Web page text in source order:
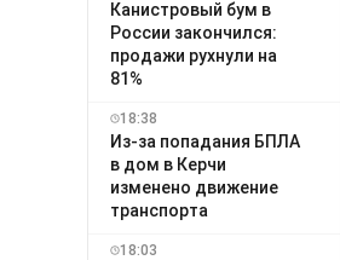
Канистровый бум в
России закончился:
продажи рухнули на
81%
18:38
Из-за попадания БПЛА
в дом в Керчи
изменено движение
транспорта
18:03